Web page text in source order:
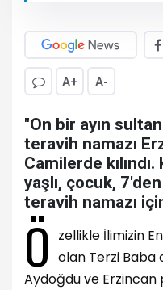
A+ A-
"On bir ayın
teravih namazı
Camilerde
yaşlı, çocuk,
teravih namazı
Ö zellikle İlimizin
olan Terzi Baba
Aydoğdu ve